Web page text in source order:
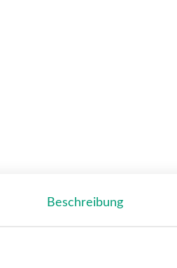
Beschreibung